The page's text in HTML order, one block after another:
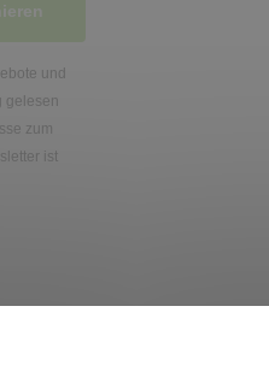
und
gelesen
zum
ist